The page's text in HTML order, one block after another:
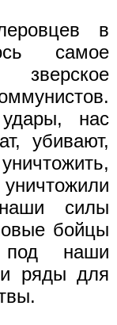
в
самое
нас
убивают,
силы
бойцы
под наши
ряды для